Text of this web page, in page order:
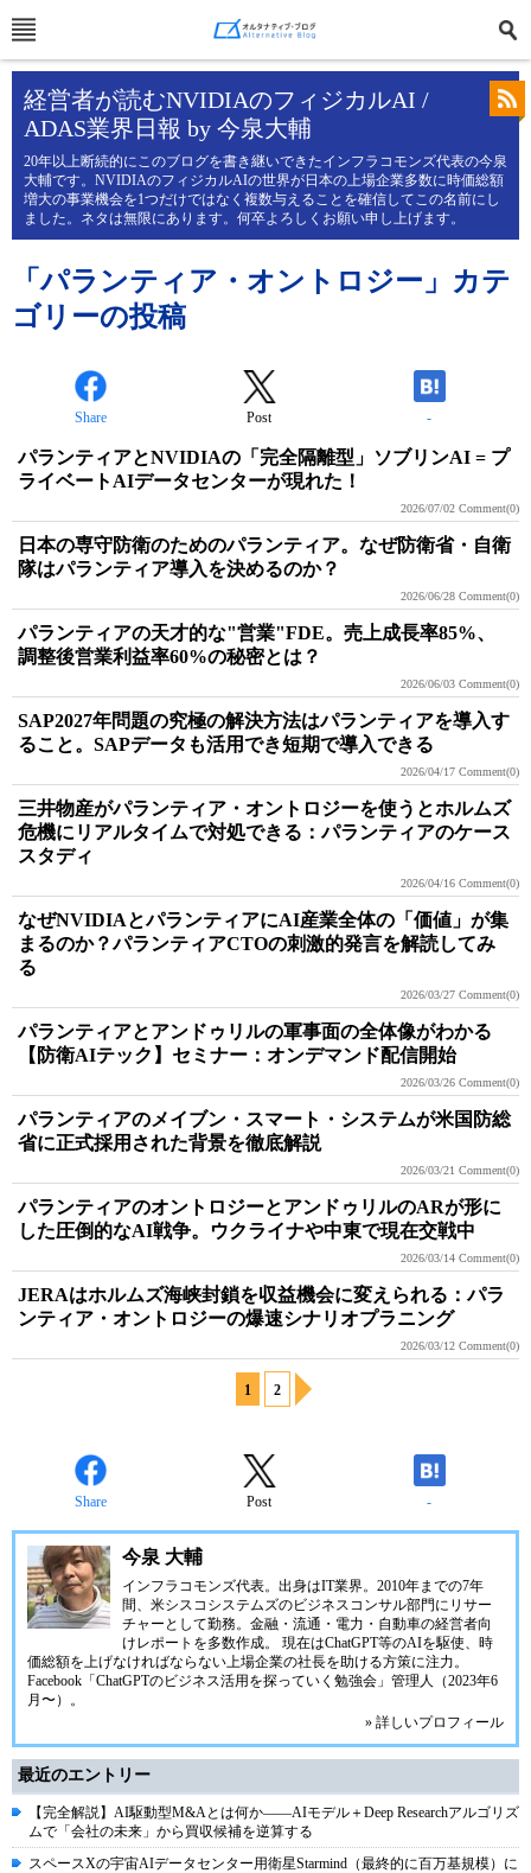
経営者が読むNVIDIAのフィジカルAI /
ADAS業界日報 by 今泉大輔
20年以上断続的にこのブログを書き継いできたインフラコモンズ代表の今泉
大輔です。NVIDIAのフィジカルAIの世界が日本の上場企業多数に時価総額
増大の事業機会を1つだけではなく複数与えることを確信してこの名前にし
ました。ネタは無限にあります。何卒よろしくお願い申し上げます。
「パランティア・オントロジー」カテ
ゴリーの投稿
Share Post -
パランティアとNVIDIAの「完全隔離型」ソブリンAI = プ
ライベートAIデータセンターが現れた！
2026/07/02 Comment(0)
日本の専守防衛のためのパランティア。なぜ防衛省・自衛
隊はパランティア導入を決めるのか？
2026/06/28 Comment(0)
パランティアの天才的な"営業"FDE。売上成長率85%、
調整後営業利益率60%の秘密とは？
2026/06/03 Comment(0)
SAP2027年問題の究極の解決方法はパランティアを導入す
ること。SAPデータも活用でき短期で導入できる
2026/04/17 Comment(0)
三井物産がパランティア・オントロジーを使うとホルムズ
危機にリアルタイムで対処できる：パランティアのケース
スタディ
2026/04/16 Comment(0)
なぜNVIDIAとパランティアにAI産業全体の「価値」が集
まるのか？パランティアCTOの刺激的発言を解読してみ
る
2026/03/27 Comment(0)
パランティアとアンドゥリルの軍事面の全体像がわかる
【防衛AIテック】セミナー：オンデマンド配信開始
2026/03/26 Comment(0)
パランティアのメイブン・スマート・システムが米国防総
省に正式採用された背景を徹底解説
2026/03/21 Comment(0)
パランティアのオントロジーとアンドゥリルのARが形に
した圧倒的なAI戦争。ウクライナや中東で現在交戦中
2026/03/14 Comment(0)
JERAはホルムズ海峡封鎖を収益機会に変えられる：パラ
ンティア・オントロジーの爆速シナリオプラニング
2026/03/12 Comment(0)
1 2
Share Post -
今泉 大輔
インフラコモンズ代表。出身はIT業界。2010年までの7年
間、米シスコシステムズのビジネスコンサル部門にリサー
チャーとして勤務。金融・流通・電力・自動車の経営者向
けレポートを多数作成。 現在はChatGPT等のAIを駆使、時
価総額を上げなければならない上場企業の社長を助ける方策に注力。
Facebook「ChatGPTのビジネス活用を探っていく勉強会」管理人（2023年6
月〜）。
» 詳しいプロフィール
最近のエントリー
【完全解説】AI駆動型M&Aとは何か――AIモデル＋Deep Researchアルゴリズ
ムで「会社の未来」から買収候補を逆算する
スペースXの宇宙AIデータセンター用衛星Starmind（最終的に百万基規模）に